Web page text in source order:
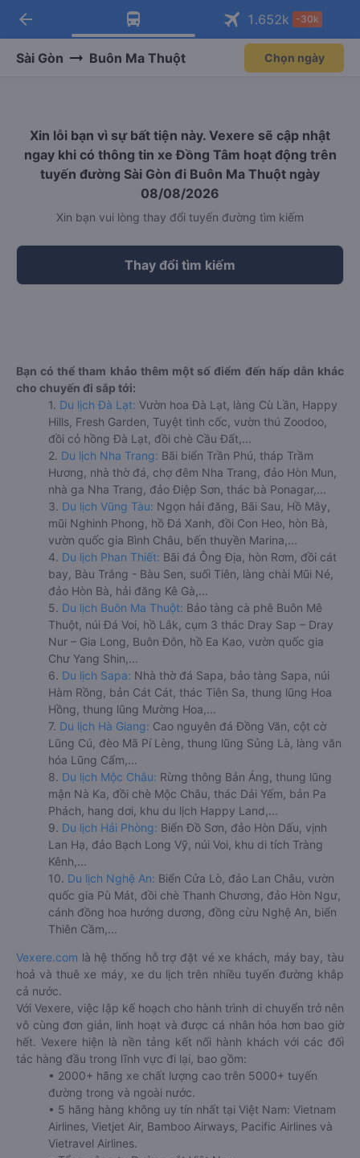
Tải app Vexere ngay!
Nhận ưu đãi thành viên độc
Mở app
Tải app Vexere
-30k/ghế khi đặt vé máy bay qua
Mở app
arrow_back 1.652k -30k
Sài Gòn Buôn Ma Thuột Chọn ngày
Xin lỗi bạn vì sự bất tiện này. Vexere sẽ cập nhật
ngay khi có thông tin xe Đồng Tâm hoạt động trên
tuyến đường Sài Gòn đi Buôn Ma Thuột ngày
08/08/2026
Xin bạn vui lòng thay đổi tuyến đường tìm kiếm
Thay đổi tìm kiếm
Bạn có thể tham khảo thêm một số điểm đến hấp dẫn khác
cho chuyến đi sắp tới:
1. Du lịch Đà Lạt: Vườn hoa Đà Lạt, làng Cù Lần, Happy
Hills, Fresh Garden, Tuyệt tình cốc, vườn thú Zoodoo,
đồi cỏ hồng Đà Lạt, đồi chè Cầu Đất,...
2. Du lịch Nha Trang: Bãi biển Trần Phú, tháp Trầm
Hương, nhà thờ đá, chợ đêm Nha Trang, đảo Hòn Mun,
nhà ga Nha Trang, đảo Điệp Sơn, thác bà Ponagar,...
3. Du lịch Vũng Tàu: Ngọn hải đăng, Bãi Sau, Hồ Mây,
mũi Nghinh Phong, hồ Đá Xanh, đồi Con Heo, hòn Bà,
vườn quốc gia Bình Châu, bến thuyền Marina,...
4. Du lịch Phan Thiết: Bãi đá Ông Địa, hòn Rơm, đồi cát
bay, Bàu Trắng - Bàu Sen, suối Tiên, làng chài Mũi Né,
đảo Hòn Bà, hải đăng Kê Gà,...
5. Du lịch Buôn Ma Thuột: Bảo tàng cà phê Buôn Mê
Thuột, núi Đá Voi, hồ Lắk, cụm 3 thác Dray Sap – Dray
Nur – Gia Long, Buôn Đôn, hồ Ea Kao, vườn quốc gia
Chư Yang Shin,...
6. Du lịch Sapa: Nhà thờ đá Sapa, bảo tàng Sapa, núi
Hàm Rồng, bản Cát Cát, thác Tiên Sa, thung lũng Hoa
Hồng, thung lũng Mường Hoa,...
7. Du lịch Hà Giang: Cao nguyên đá Đồng Văn, cột cờ
Lũng Cú, đèo Mã Pí Lèng, thung lũng Sủng Là, làng văn
hóa Lũng Cẩm,...
8. Du lịch Mộc Châu: Rừng thông Bản Áng, thung lũng
mận Nà Ka, đồi chè Mộc Châu, thác Dải Yếm, bản Pa
Phách, hang dơi, khu du lịch Happy Land,...
9. Du lịch Hải Phòng: Biển Đồ Sơn, đảo Hòn Dấu, vịnh
Lan Hạ, đảo Bạch Long Vỹ, núi Voi, khu di tích Tràng
Kênh,...
10. Du lịch Nghệ An: Biển Cửa Lò, đảo Lan Châu, vườn
quốc gia Pù Mát, đồi chè Thanh Chương, đảo Hòn Ngư,
cánh đồng hoa hướng dương, đồng cừu Nghệ An, biển
Thiên Cầm,...
Vexere.com là hệ thống hỗ trợ đặt vé xe khách, máy bay, tàu
hoả và thuê xe máy, xe du lịch trên nhiều tuyến đường khắp
cả nước.
Với Vexere, việc lập kế hoạch cho hành trình di chuyển trở nên
vô cùng đơn giản, linh hoạt và được cá nhân hóa hơn bao giờ
hết. Vexere hiện là nền tảng kết nối hành khách với các đối
tác hàng đầu trong lĩnh vực đi lại, bao gồm:
• 2000+ hãng xe chất lượng cao trên 5000+ tuyến
đường trong và ngoài nước.
• 5 hãng hàng không uy tín nhất tại Việt Nam: Vietnam
Airlines, Vietjet Air, Bamboo Airways, Pacific Airlines và
Vietravel Airlines.